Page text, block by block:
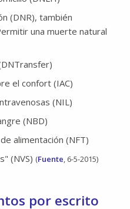
(DNR), también
una muerte natural
el confort (IAC)
(NIL)
(NBD)
alimentación (NFT)
(NVS) (Fuente, 6-5-2015)
por escrito